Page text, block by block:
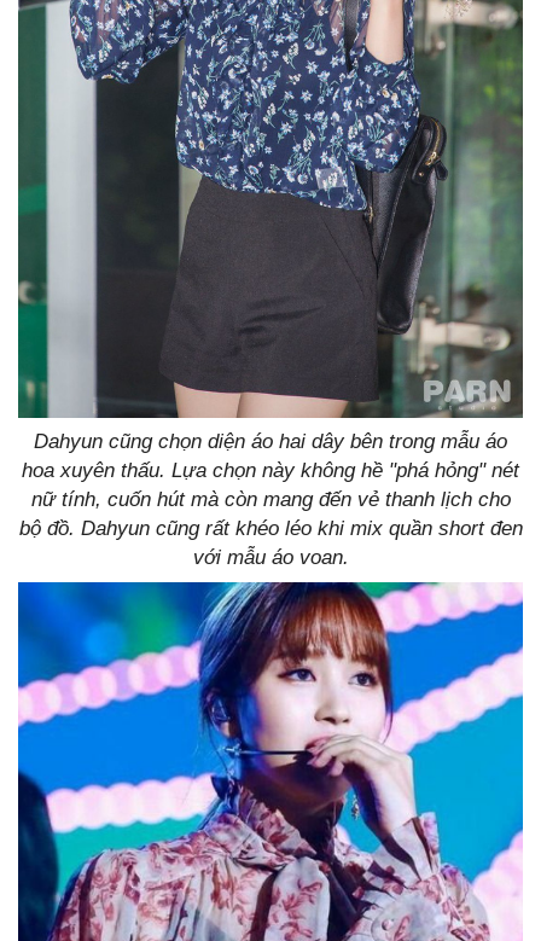
Dahyun cũng chọn diện áo hai dây bên trong mẫu áo
hoa xuyên thấu. Lựa chọn này không hề "phá hỏng" nét
nữ tính, cuốn hút mà còn mang đến vẻ thanh lịch cho
bộ đồ. Dahyun cũng rất khéo léo khi mix quần short đen
với mẫu áo voan.